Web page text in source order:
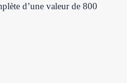
d’une valeur de 800